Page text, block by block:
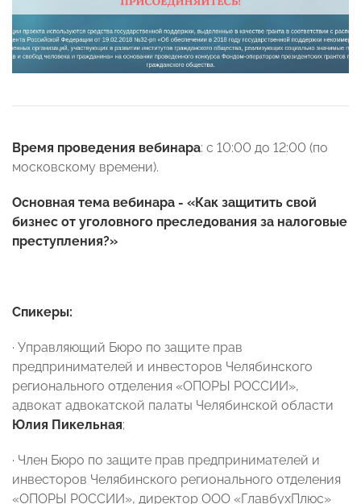
Время проведения вебинара: с 10:00 до 12:00 (по
московскому времени).
Основная тема вебинара - «Как защитить свой
бизнес от уголовного преследования за налоговые
преступления?»
Спикеры:
· Управляющий Бюро по защите прав
предпринимателей и инвесторов Челябинского
регионального отделения «ОПОРЫ РОССИИ»,
адвокат адвокатской палаты Челябинской области
Юлия Пикельная;
· Член Бюро по защите прав предпринимателей и
инвесторов Челябинского регионального отделения
«ОПОРЫ РОССИИ», директор ООО «ГлавбухПлюс»